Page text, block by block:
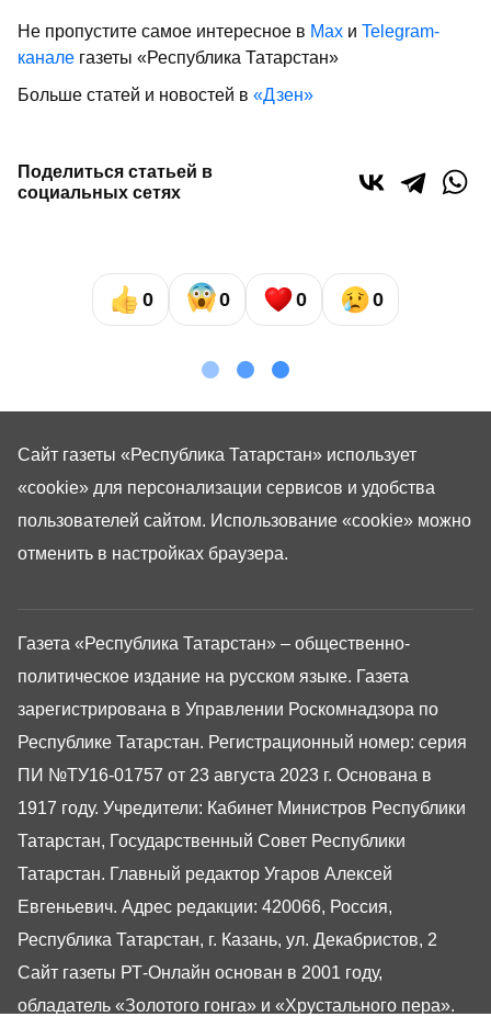
Не пропустите самое интересное в Max и Telegram-
канале газеты «Республика Татарстан»
Больше статей и новостей в «Дзен»
Поделиться статьей в
социальных сетях
0 0 0 0
Газета «Республика Татарстан» – общественно-
политическое издание на русском языке. Газета
зарегистрирована в Управлении Роскомнадзора по
Республике Татарстан. Регистрационный номер: серия
ПИ №ТУ16-01757 от 23 августа 2023 г. Основана в
1917 году. Учредители: Кабинет Министров Республики
Татарстан, Государственный Совет Республики
Татарстан. Главный редактор Угаров Алексей
Евгеньевич. Адрес редакции: 420066, Россия,
Республика Татарстан, г. Казань, ул. Декабристов, 2
Сайт газеты РТ-Онлайн основан в 2001 году,
обладатель «Золотого гонга» и «Хрустального пера».
Сайт газеты «Республика Татарстан» использует
«cookie» для персонализации сервисов и удобства
пользователей сайтом. Использование «cookie» можно
отменить в настройках браузера.